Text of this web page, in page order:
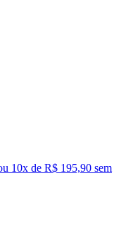
10x de R$ 195,90 sem